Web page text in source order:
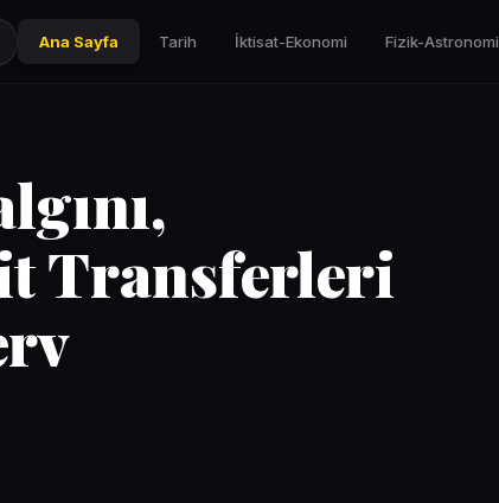
Ana Sayfa Tarih İktisat-Ekonomi Fizik-Astronomi
Transferleri